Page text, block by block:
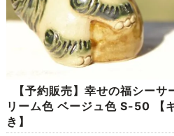
【予約販売】幸せの福シー
リーム色 ベージュ色 S-50 【
き】